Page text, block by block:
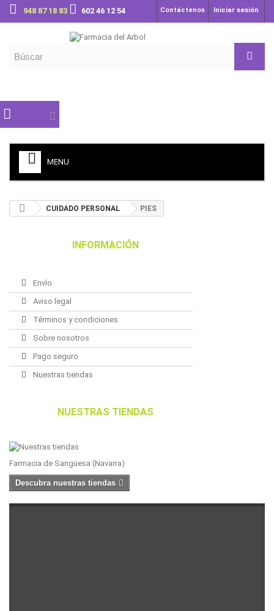
Iniciar sesión
Contáctenos
948 87 18 83 602 46 12 54
MENU
CUIDADO PERSONAL PIES
INFORMACIÓN
Envío
Aviso legal
Términos y condiciones
Sobre nosotros
Pago seguro
Nuestras tiendas
NUESTRAS TIENDAS
Farmacia de Sangüesa (Navarra)
Descubra nuestras tiendas